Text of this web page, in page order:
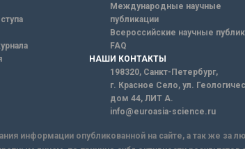
Международные научные
публикации
Всероссийские научные
FAQ
НАШИ КОНТАКТЫ
198320, Санкт-Петербург,
г. Красное Село, ул.
дом 44, ЛИТ А.
info@euroasia-science.ru
информации опубликованной на сайте, а так же